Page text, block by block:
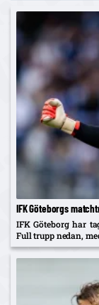
IFK Göteborgs
IFK Göteborg har
Full trupp nedan,